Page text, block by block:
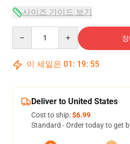
사이즈 가이드 보기
이 세일은 01 : 19: 54
Deliver to United States
Cost to ship:$6.99
Standard - Order today to get